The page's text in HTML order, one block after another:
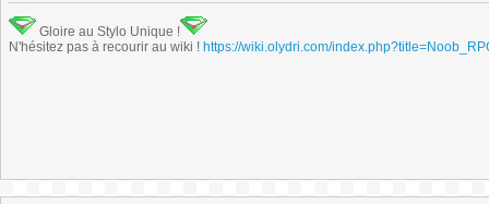
Gloire au Stylo Unique !
N'hésitez pas à recourir au wiki ! https://wiki.olydri.com/